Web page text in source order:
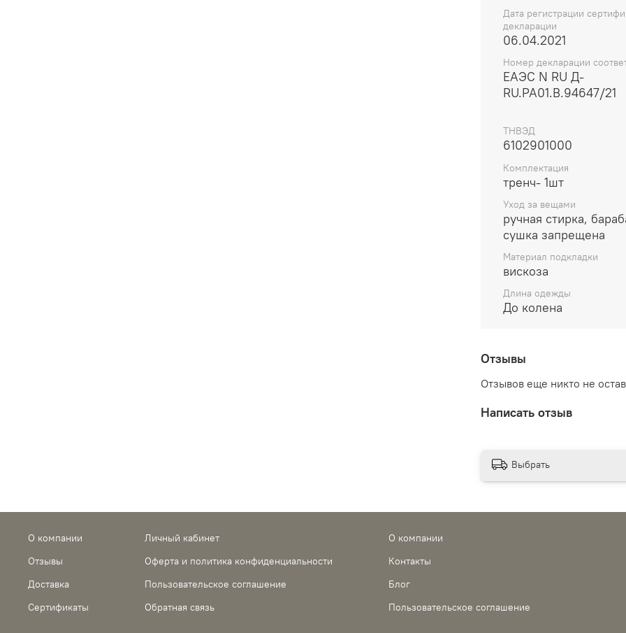
Дата регистрации
декларации
06.04.2021
Номер декларации
ЕАЭС N RU Д-
RU.РА01.В.94647/21
ТНВЭД
6102901000
Комплектация
тренч- 1шт
Уход за вещами
ручная стирка,
сушка запрещена
Материал подкладки
вискоза
Длина одежды
До колена
Отзывы
Отзывов еще никто не
Написать отзыв
Выбрать
О компании
Отзывы
Доставка
Сертификаты
Личный кабинет
Оферта и политика конфиденциальности
Пользовательское соглашение
Обратная связь
О компании
Контакты
Блог
Пользовательское соглашение